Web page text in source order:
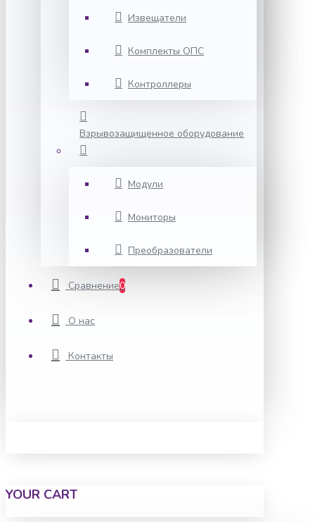
Извещатели
Комплекты ОПС
Контроллеры
Взрывозащищенное оборудование
Модули
Мониторы
Преобразователи
Сравнение0
О нас
Контакты
YOUR CART